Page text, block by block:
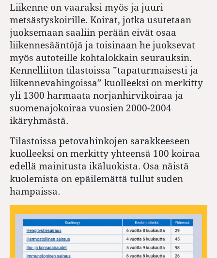
Liikenne on vaaraksi myös ja juuri
metsästyskoirille. Koirat, jotka usutetaan
juoksemaan saaliin perään eivät osaa
liikennesääntöjä ja toisinaan he juoksevat
myös autoteille kohtalokkain seurauksin.
Kennelliiton tilastoissa ”tapaturmaisesti ja
liikennevahingoissa” kuolleeksi on merkitty
yli 1300 harmaata norjanhirvikoiraa ja
suomenajokoiraa vuosien 2000-2004
ikäryhmästä.
Tilastoissa petovahinkojen sarakkeeseen
kuolleeksi on merkitty yhteensä 100 koiraa
edellä mainitusta ikäluokista. Osa näistä
kuolemista on epäilemättä tullut suden
hampaissa.